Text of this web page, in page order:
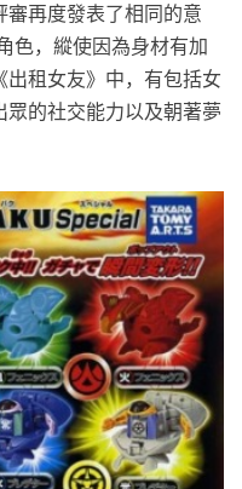
再度發表了相同的意
色，縱使因為身材有加
租女友》中，有包括女
的社交能力以及朝著夢